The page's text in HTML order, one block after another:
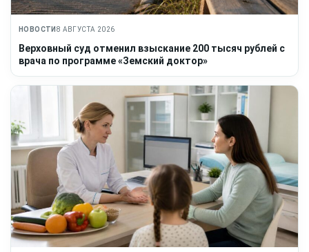
НОВОСТИ 8 АВГУСТА 2026
Верховный суд отменил взыскание 200 тысяч рублей с
врача по программе «Земский доктор»